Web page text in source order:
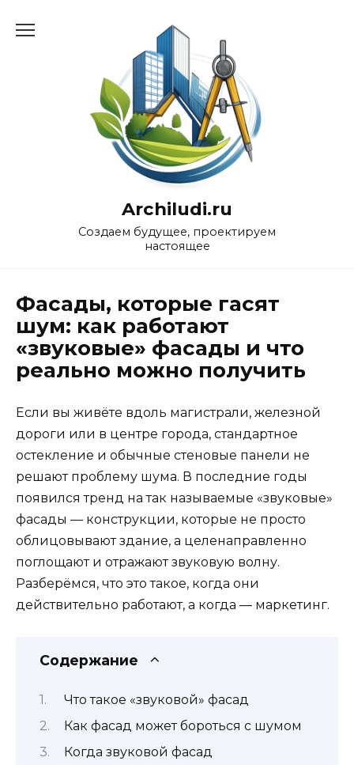
Archiludi.ru
Создаем будущее, проектируем
настоящее
Фасады, которые гасят
шум: как работают
«звуковые» фасады и что
реально можно получить
Если вы живёте вдоль магистрали, железной
дороги или в центре города, стандартное
остекление и обычные стеновые панели не
решают проблему шума. В последние годы
появился тренд на так называемые «звуковые»
фасады — конструкции, которые не просто
облицовывают здание, а целенаправленно
поглощают и отражают звуковую волну.
Разберёмся, что это такое, когда они
действительно работают, а когда — маркетинг.
Содержание
Что такое «звуковой» фасад
Как фасад может бороться с шумом
Когда звуковой фасад